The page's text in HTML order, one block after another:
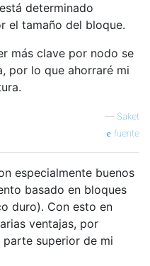
determinado
el tamaño del bloque.
más clave por nodo se
por lo que ahorraré mi
— Saket
fuente
especialmente buenos
basado en bloques
duro). Con esto en
ventajas, por
superior de mi